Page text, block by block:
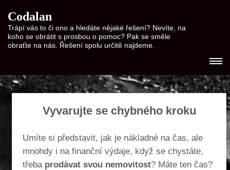
Codalan
Trápí vás to či ono a hledáte nějaké řešení? Nevíte, na
koho se obrátit s prosbou o pomoc? Pak se směle
obraťte na nás. Řešení spolu určitě najdeme.
Vyvarujte se chybného kroku
Umíte si představit, jak je nákladné na čas, ale
mnohdy i na finanční výdaje, když se chystáte,
třeba prodávat svou nemovitost? Máte ten čas?